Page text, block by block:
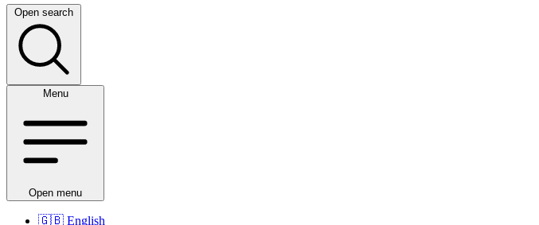
Open search
Menu
Open menu
🇬🇧 English